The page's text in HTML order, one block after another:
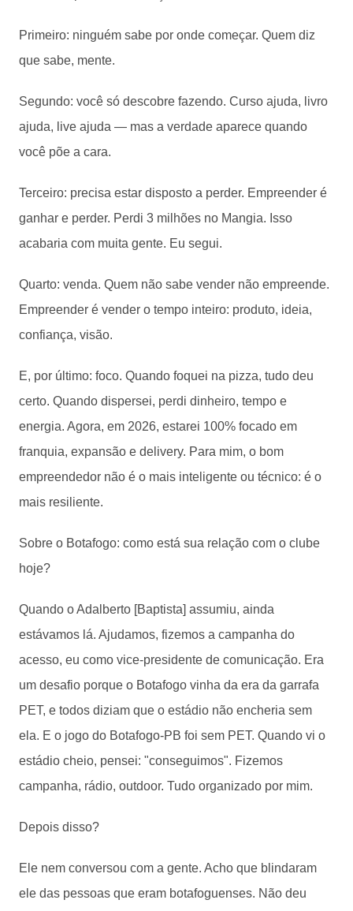
Primeiro: ninguém sabe por onde começar. Quem diz
que sabe, mente.
Segundo: você só descobre fazendo. Curso ajuda, livro
ajuda, live ajuda — mas a verdade aparece quando
você põe a cara.
Terceiro: precisa estar disposto a perder. Empreender é
ganhar e perder. Perdi 3 milhões no Mangia. Isso
acabaria com muita gente. Eu segui.
Quarto: venda. Quem não sabe vender não empreende.
Empreender é vender o tempo inteiro: produto, ideia,
confiança, visão.
E, por último: foco. Quando foquei na pizza, tudo deu
certo. Quando dispersei, perdi dinheiro, tempo e
energia. Agora, em 2026, estarei 100% focado em
franquia, expansão e delivery. Para mim, o bom
empreendedor não é o mais inteligente ou técnico: é o
mais resiliente.
Sobre o Botafogo: como está sua relação com o clube
hoje?
Quando o Adalberto [Baptista] assumiu, ainda
estávamos lá. Ajudamos, fizemos a campanha do
acesso, eu como vice-presidente de comunicação. Era
um desafio porque o Botafogo vinha da era da garrafa
PET, e todos diziam que o estádio não encheria sem
ela. E o jogo do Botafogo-PB foi sem PET. Quando vi o
estádio cheio, pensei: "conseguimos". Fizemos
campanha, rádio, outdoor. Tudo organizado por mim.
Depois disso?
Ele nem conversou com a gente. Acho que blindaram
ele das pessoas que eram botafoguenses. Não deu